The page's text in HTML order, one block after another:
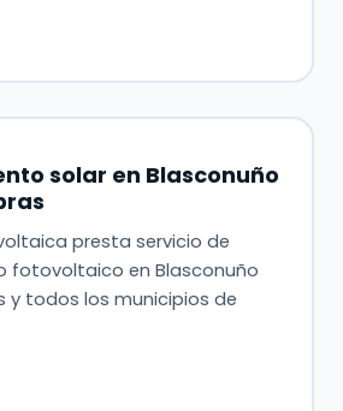
solar en Blasconuño
presta servicio de
fotovoltaico en Blasconuño
y todos los municipios de